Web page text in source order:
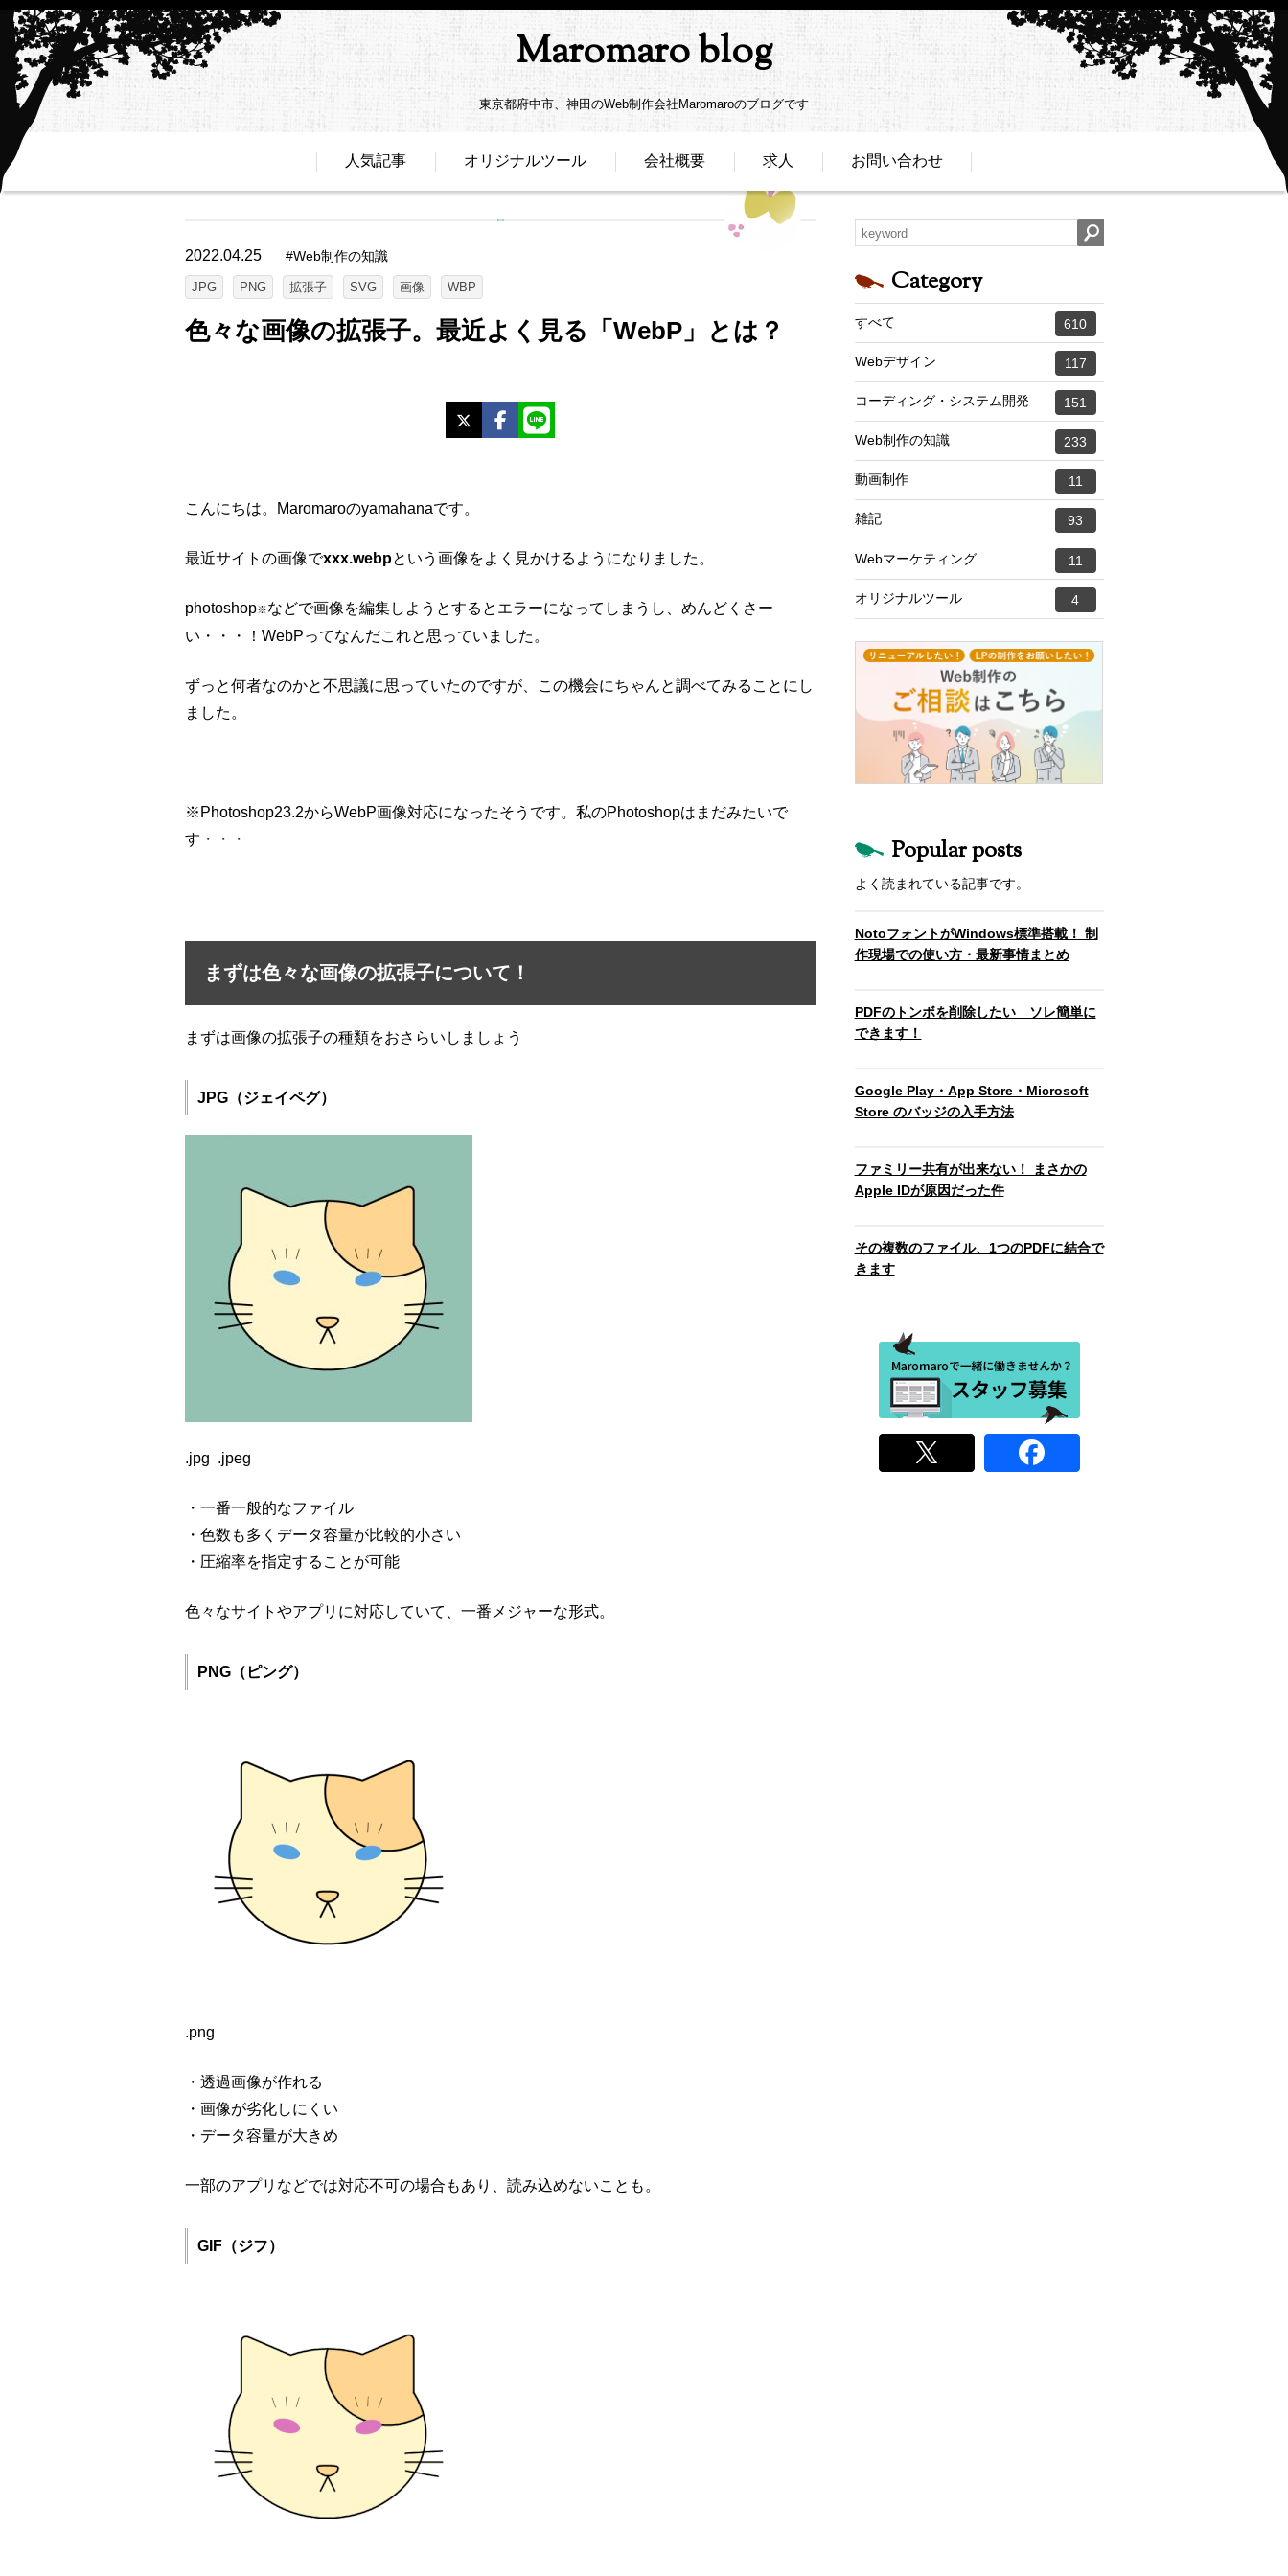
Maromaro blog
東京都府中市、神田のWeb制作会社Maromaroのブログです
人気記事 オリジナルツール 会社概要 求人 お問い合わせ
2022.04.25 #Web制作の知識
JPG PNG 拡張子 SVG 画像 WBP
色々な画像の拡張子。最近よく見る「WebP」とは？
Facebook
こんにちは。 Maromaroのyamahanaです。
最近サイトの画像でxxx.webpという画像をよく見かけるようになりました。
photoshop※などで画像を編集しようとするとエラーになってしまうし、めんどくさー
い・・・！WebPってなんだこれと思っていました。
ずっと何者なのかと不思議に思っていたのですが、この機会にちゃんと調べてみることにし
ました。
※Photoshop23.2からWebP画像対応になったそうです。私のPhotoshopはまだみたいで
す・・・
まずは色々な画像の拡張子について！
まずは画像の拡張子の種類をおさらいしましょう
JPG（ジェイペグ）
.jpg .jpeg
・一番一般的なファイル
・色数も多くデータ容量が比較的小さい
・圧縮率を指定することが可能
色々なサイトやアプリに対応していて、一番メジャーな形式。
PNG（ピング）
.png
・ 透過画像が作れる
・画像が劣化しにくい
・データ容量が大きめ
一部のアプリなどでは対応不可の場合もあり、読み込めないことも。
GIF（ジフ）
Category
すべて 610
Webデザイン 117
コーディング・システム開発 151
Web制作の知識 233
動画制作 11
雑記 93
Webマーケティング 11
オリジナルツール 4
Popular posts
よく読まれている記事です。
NotoフォントがWindows標準搭載！ 制
作現場での使い方・最新事情まとめ
PDFのトンボを削除したい ソレ簡単に
できます！
Google Play・App Store・Microsoft
Store のバッジの入手方法
ファミリー共有が出来ない！ まさかの
Apple IDが原因だった件
その複数のファイル、1つのPDFに結合で
きます